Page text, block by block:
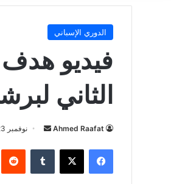
الدوري الإسباني
فيديو
الثاني لبرشلونة 2-0
Ahmed Raafat
أرسل
إلكترونيا
نوفمبر 23, 2024
فيسبوك ‫X